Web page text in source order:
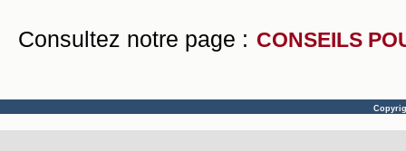
Consultez notre page : CONSEILS